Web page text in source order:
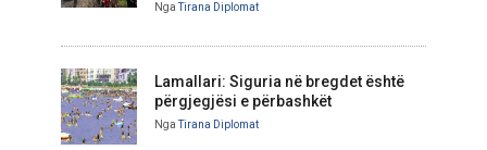
NgaTirana Diplomat
Lamallari: Siguria në bregdet është
përgjegjësi e përbashkët
NgaTirana Diplomat